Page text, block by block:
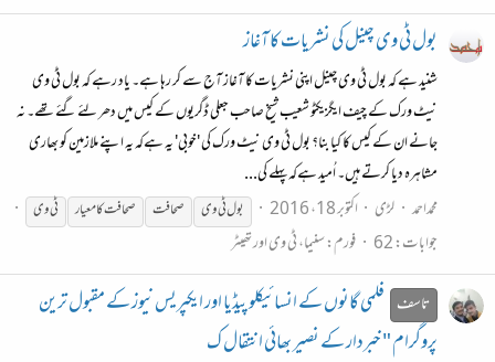
بول ٹی وی چینل کی نشریات کا آغاز
شنید ہے کہ بول ٹی وی چینل اپنی نشریات کا آغاز آج سے کر رہا ہے۔ یاد رہے کہ بول ٹی وی
نیٹ ورک کے چیف ایگزیکٹو شعیب شیخ صاحب جعلی ڈگریوں کے کیس میں دھر لئے گئے تھے۔ نہ
جانے ان کے کیس کا کیا بنا؟ بول ٹی وی نیٹ ورک کی 'خوبی' یہ ہےکہ یہ اپنے ملازمین کو بھاری
مشاہرہ دیا کرتے ہیں۔ اُمید ہےکہ پہلے کی...
محمداحمد لڑی اکتوبر 18، 2016 بولٹیوی صحافت صحافت کا معیار ٹیوی
جوابات: 62 فورم:سنیما، ٹی وی اور تھیٹر
تاسف فلمی گانوں کے انسائیکلو پیڈیا اور ایکپریس نیوز کے مقبول ترین
پروگرام " خبردار کے نصیر بھائی انتقال ک